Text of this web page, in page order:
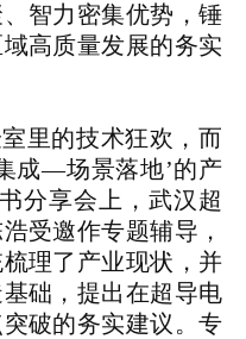
智力密集优势，锤
高质量发展的务实
里的技术狂欢，而
成—场景落地’的产
分享会上，武汉超
受邀作专题辅导，
理了产业现状，并
础，提出在超导电
破的务实建议。专